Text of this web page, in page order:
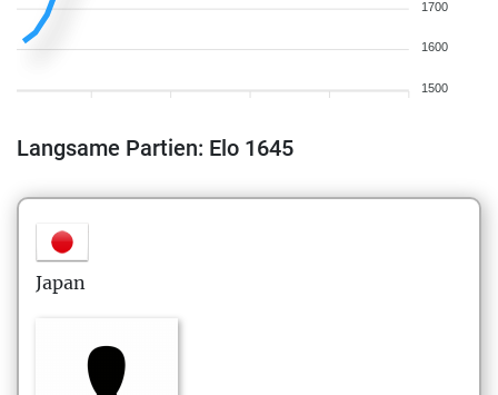
1700
1600
1500
Langsame Partien: Elo 1645
Japan